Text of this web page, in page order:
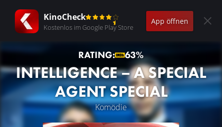
KinoCheck
Kostenlos im Google Play Store
App öffnen
RATING: 63%
INTELLIGENCE – A SPECIAL
AGENT SPECIAL
Komödie